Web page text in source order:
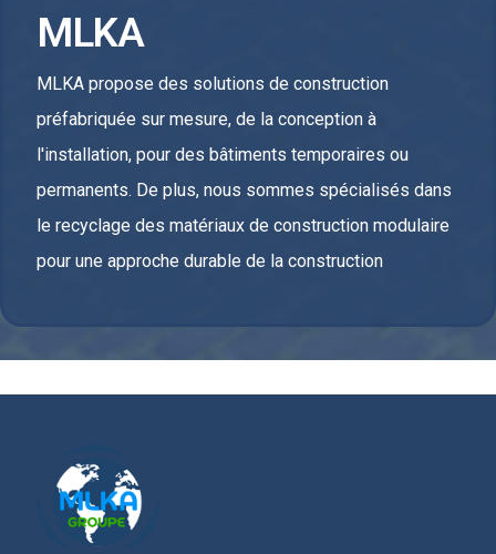
MLKA
MLKA propose des solutions de construction
préfabriquée sur mesure, de la conception à
l'installation, pour des bâtiments temporaires ou
permanents. De plus, nous sommes spécialisés dans
le recyclage des matériaux de construction modulaire
pour une approche durable de la construction